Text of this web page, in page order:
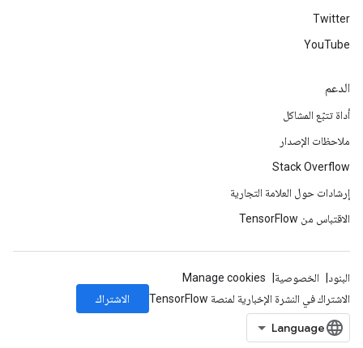
Twitter
YouTube
الدعم
أداة تتبّع المشاكل
ملاحظات الإصدار
Stack Overflow
إرشادات حول العلامة التجارية
الاقتباس من TensorFlow
البنود الخصوصية
Manage cookies
الاشتراك في النشرة الإخبارية لمنصة TensorFlow
الاشتراك